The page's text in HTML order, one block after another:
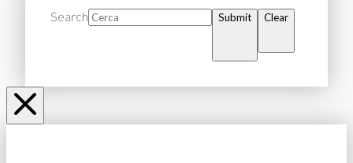
Search Submit Clear